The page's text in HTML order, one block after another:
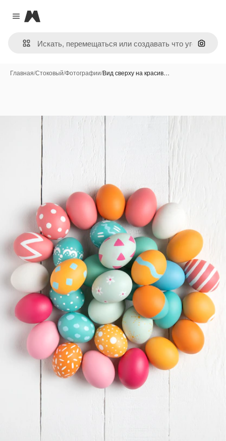
Close menu
Magnific
Поиск
Главная/Стоковый/Фотографии/Вид сверху на красив…